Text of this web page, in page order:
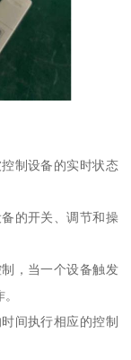
制设备的实时状态
的开关、调节和操
，当一个设备触发
间执行相应的控制